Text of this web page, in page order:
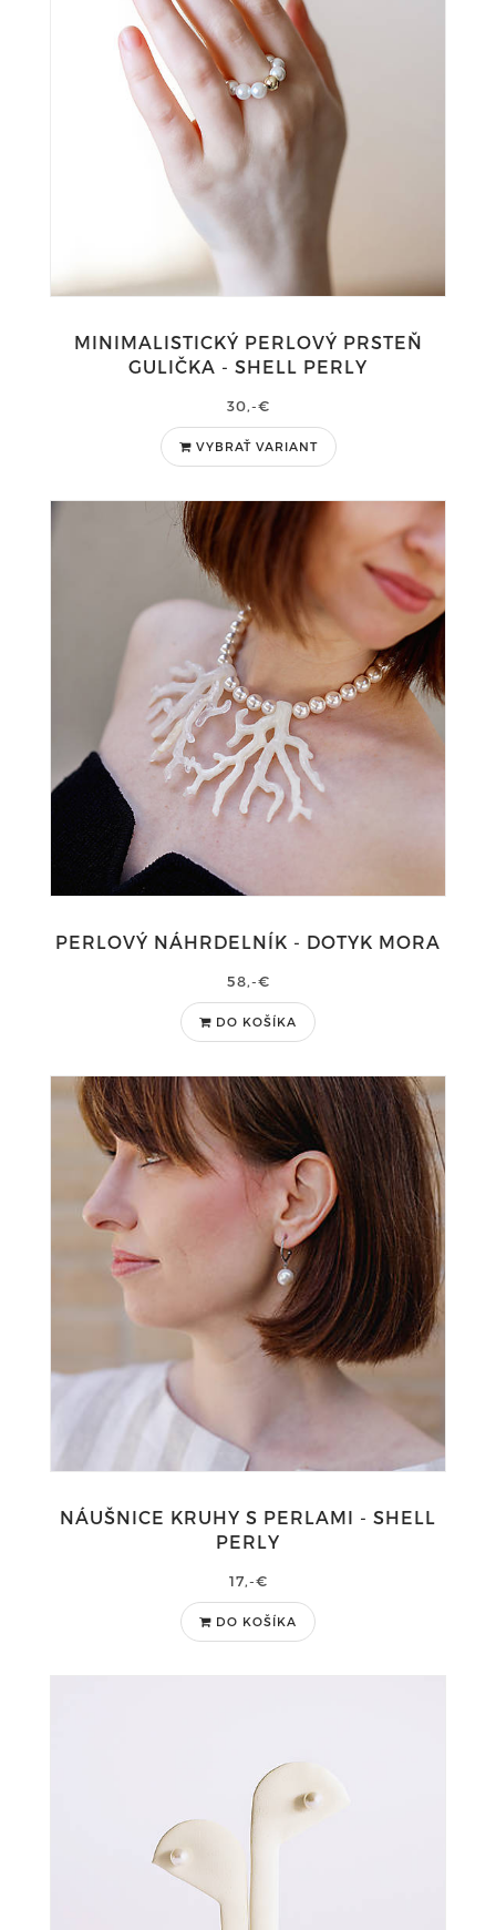
MINIMALISTICKÝ PERLOVÝ PRSTEŇ
GULIČKA - SHELL PERLY
30,-€
VYBRAŤ VARIANT
PERLOVÝ NÁHRDELNÍK - DOTYK MORA
58,-€
DO KOŠÍKA
NÁUŠNICE KRUHY S PERLAMI - SHELL
PERLY
17,-€
DO KOŠÍKA